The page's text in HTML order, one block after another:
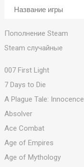
Пополнение Steam
Steam случайные
007 First Light
7 Days to Die
A Plague Tale: Innocence
Absolver
Ace Combat
Age of Empires
Age of Mythology